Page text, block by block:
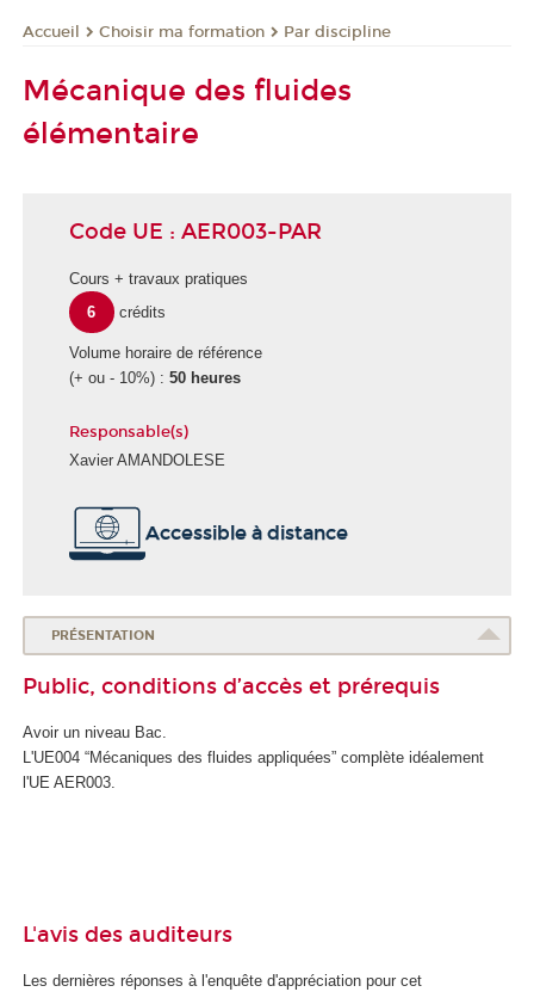
Accueil Choisir ma formation Par discipline
Mécanique des fluides
élémentaire
Code UE : AER003-PAR
Cours + travaux pratiques
6
crédits
Volume horaire de référence
(+ ou - 10%) : 50 heures
Responsable(s)
Xavier AMANDOLESE
Accessible à distance
PRÉSENTATION
Public, conditions d’accès et prérequis
Avoir un niveau Bac.
L'UE004 “Mécaniques des fluides appliquées” complète idéalement
l'UE AER003.
L'avis des auditeurs
Les dernières réponses à l'enquête d'appréciation pour cet